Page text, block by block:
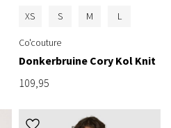
XS S M L
Co'couture
Donkerbruine Cory Kol Knit
109,95